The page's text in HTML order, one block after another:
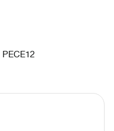
PECE12